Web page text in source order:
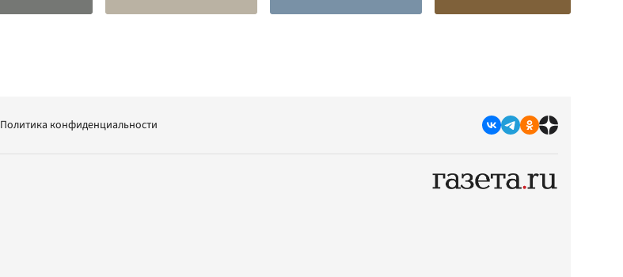
Политика конфиденциальности